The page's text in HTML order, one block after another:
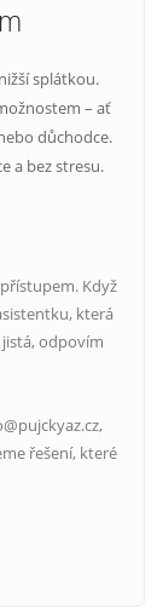
splátkou.
– ať
důchodce.
a bez stresu.
Když
která
odpovím
řešení, které